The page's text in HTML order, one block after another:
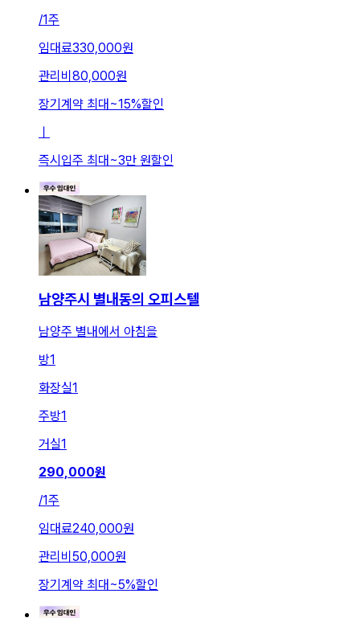
/1주
임대료330,000원
관리비 80,000원
장기계약 최대~15%할인
ㅣ
즉시입주 최대~3만 원할인
남양주시 별내동의 오피스텔
남양주 별내에서 아침을
방1
화장실1
주방1
거실1
290,000원
/1주
임대료240,000원
관리비 50,000원
장기계약 최대 ~5%할인